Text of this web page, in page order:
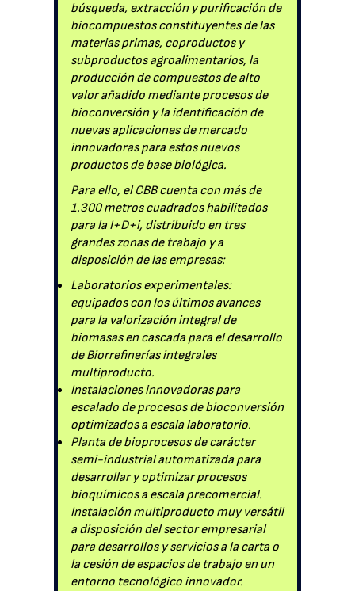
búsqueda, extracción y purificación de
biocompuestos constituyentes de las
materias primas, coproductos y
subproductos agroalimentarios, la
producción de compuestos de alto
valor añadido mediante procesos de
bioconversión y la identificación de
nuevas aplicaciones de mercado
innovadoras para estos nuevos
productos de base biológica.
Para ello, el CBB cuenta con más de
1.300 metros cuadrados habilitados
para la I+D+i, distribuido en tres
grandes zonas de trabajo y a
disposición de las empresas:
Laboratorios experimentales:
equipados con los últimos avances
para la valorización integral de
biomasas en cascada para el desarrollo
de Biorrefinerías integrales
multiproducto.
Instalaciones innovadoras para
escalado de procesos de bioconversión
optimizados a escala laboratorio.
Planta de bioprocesos de carácter
semi-industrial automatizada para
desarrollar y optimizar procesos
bioquímicos a escala precomercial.
Instalación multiproducto muy versátil
a disposición del sector empresarial
para desarrollos y servicios a la carta o
la cesión de espacios de trabajo en un
entorno tecnológico innovador.